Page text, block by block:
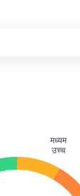
मध्यम
उच्च